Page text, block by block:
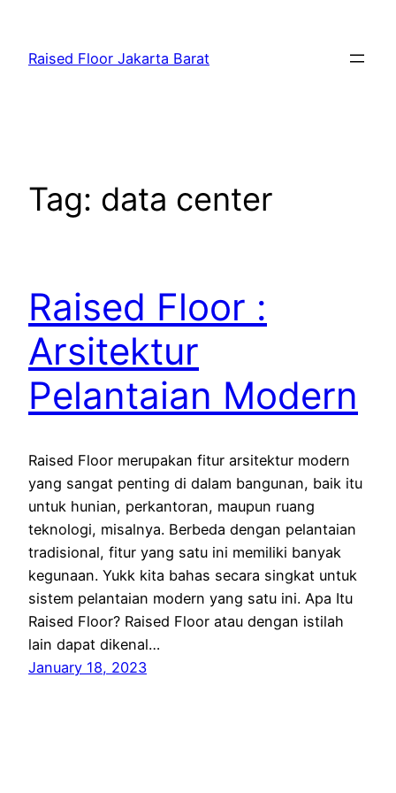
content
Raised Floor Jakarta Barat
Tag: data center
Raised Floor :
Arsitektur
Pelantaian Modern
Raised Floor merupakan fitur arsitektur modern
yang sangat penting di dalam bangunan, baik itu
untuk hunian, perkantoran, maupun ruang
teknologi, misalnya. Berbeda dengan pelantaian
tradisional, fitur yang satu ini memiliki banyak
kegunaan. Yukk kita bahas secara singkat untuk
sistem pelantaian modern yang satu ini. Apa Itu
Raised Floor? Raised Floor atau dengan istilah
lain dapat dikenal…
January 18, 2023